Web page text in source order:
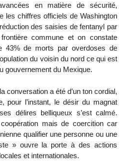
en matière de sécurité,
les chiffres officiels de Washington
des saisies de fentanyl par
commune et on constate
43% de morts par overdoses de
du voisin du nord ce qui est
gouvernement du Mexique.
conversation a été d’un ton cordial,
pour l’instant, le désir du magnat
délires belliqueux s’est calmé.
mais de coercition car
qualifier une personne ou une
» ouvre la porte à des actions
et internationales.